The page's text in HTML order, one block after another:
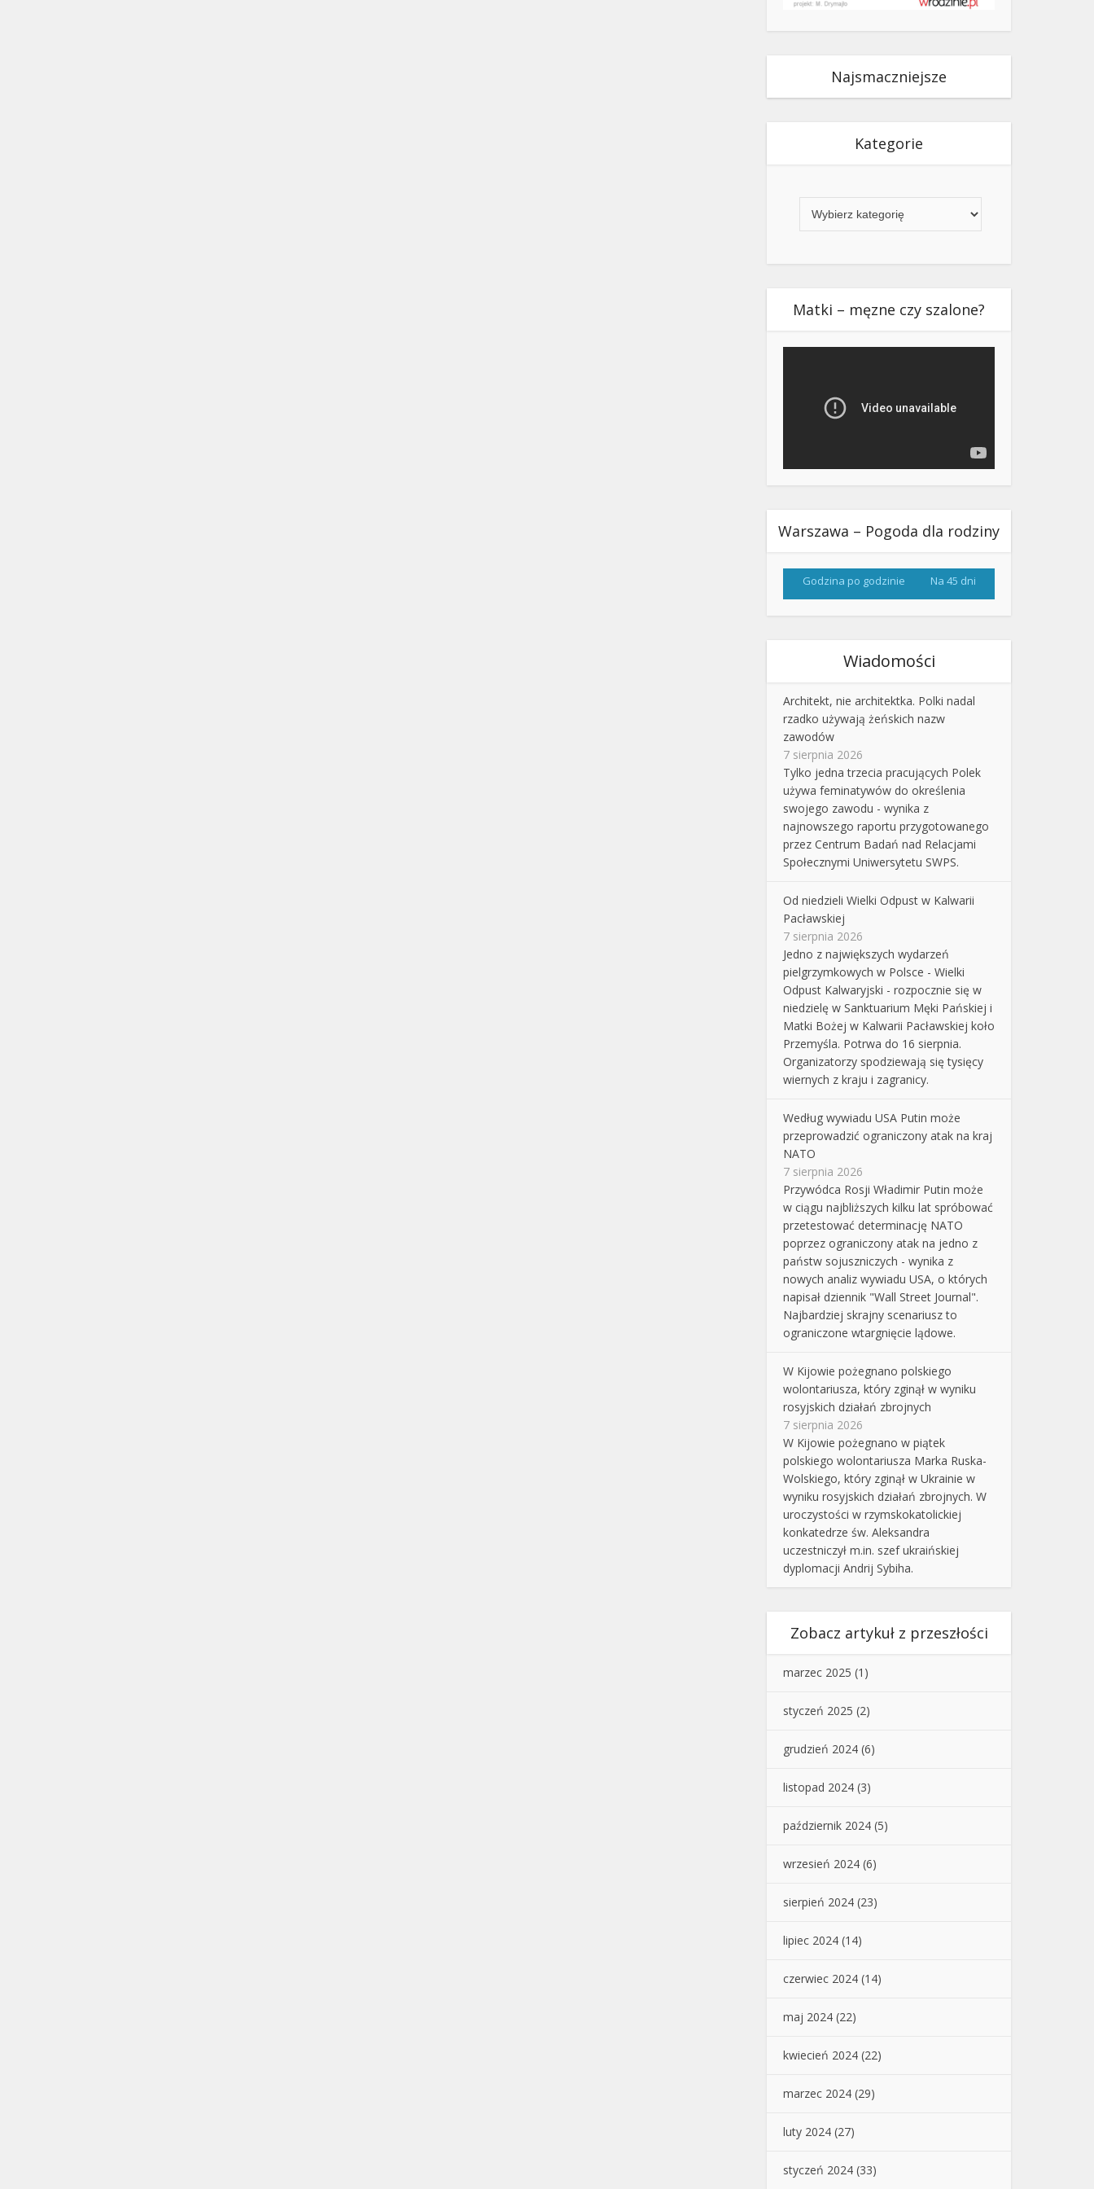
Najsmaczniejsze
Kategorie
Matki – męzne czy szalone?
Warszawa – Pogoda dla rodziny
Godzina po godzinie Na 45 dni
Wiadomości
Architekt, nie architektka. Polki nadal
rzadko używają żeńskich nazw
zawodów
7 sierpnia 2026
Tylko jedna trzecia pracujących Polek
używa feminatywów do określenia
swojego zawodu - wynika z
najnowszego raportu przygotowanego
przez Centrum Badań nad Relacjami
Społecznymi Uniwersytetu SWPS.
Od niedzieli Wielki Odpust w Kalwarii
Pacławskiej
7 sierpnia 2026
Jedno z największych wydarzeń
pielgrzymkowych w Polsce - Wielki
Odpust Kalwaryjski - rozpocznie się w
niedzielę w Sanktuarium Męki Pańskiej i
Matki Bożej w Kalwarii Pacławskiej koło
Przemyśla. Potrwa do 16 sierpnia.
Organizatorzy spodziewają się tysięcy
wiernych z kraju i zagranicy.
Według wywiadu USA Putin może
przeprowadzić ograniczony atak na kraj
NATO
7 sierpnia 2026
Przywódca Rosji Władimir Putin może
w ciągu najbliższych kilku lat spróbować
przetestować determinację NATO
poprzez ograniczony atak na jedno z
państw sojuszniczych - wynika z
nowych analiz wywiadu USA, o których
napisał dziennik "Wall Street Journal".
Najbardziej skrajny scenariusz to
ograniczone wtargnięcie lądowe.
W Kijowie pożegnano polskiego
wolontariusza, który zginął w wyniku
rosyjskich działań zbrojnych
7 sierpnia 2026
W Kijowie pożegnano w piątek
polskiego wolontariusza Marka Ruska-
Wolskiego, który zginął w Ukrainie w
wyniku rosyjskich działań zbrojnych. W
uroczystości w rzymskokatolickiej
konkatedrze św. Aleksandra
uczestniczył m.in. szef ukraińskiej
dyplomacji Andrij Sybiha.
Zobacz artykuł z przeszłości
marzec 2025 (1)
styczeń 2025 (2)
grudzień 2024 (6)
listopad 2024 (3)
październik 2024 (5)
wrzesień 2024 (6)
sierpień 2024 (23)
lipiec 2024 (14)
czerwiec 2024 (14)
maj 2024 (22)
kwiecień 2024 (22)
marzec 2024 (29)
luty 2024 (27)
styczeń 2024 (33)